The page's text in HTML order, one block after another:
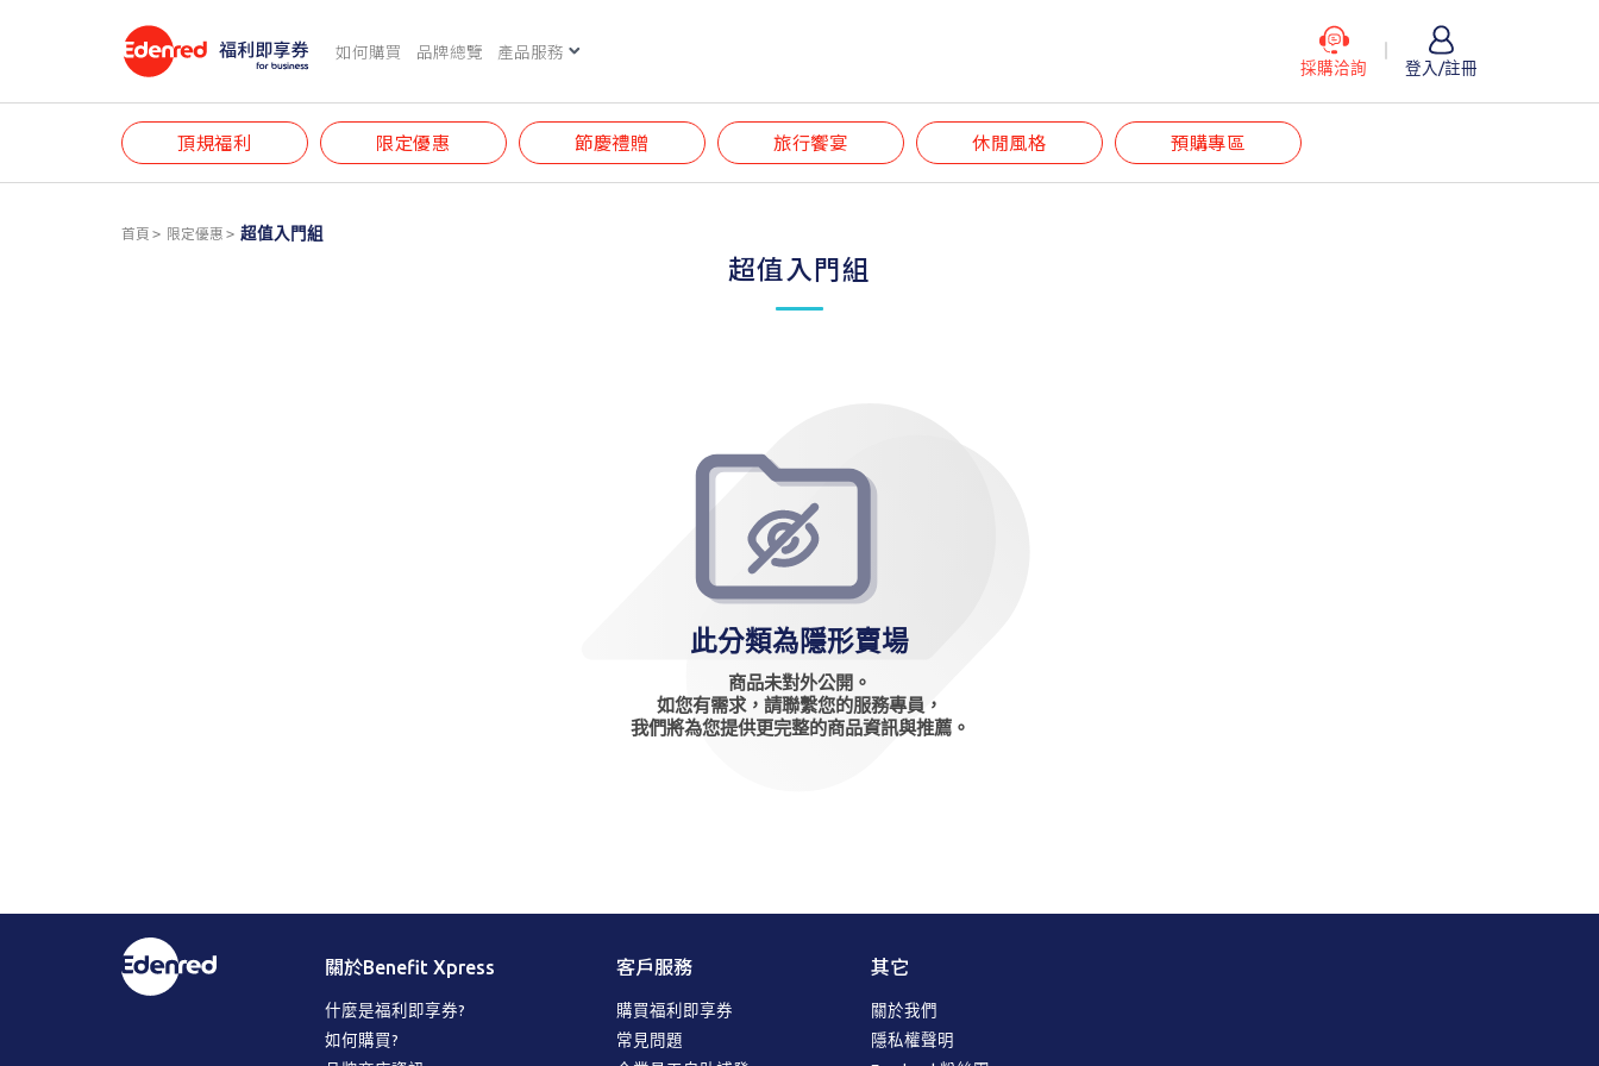
如何購買 品牌總覽
產品服務
採購洽詢
登入/註冊
頂規福利 限定優惠 節慶禮贈 旅行饗宴 休閒風格 預購專區
首頁 限定優惠 超值入門組
超值入門組
此分類為隱形賣場
商品未對外公開。
如您有需求，請聯繫您的服務專員，
我們將為您提供更完整的商品資訊與推薦。
關於Benefit Xpress
什麼是福利即享券?
如何購買?
客戶服務
購買福利即享券
常見問題
其它
關於我們
隱私權聲明